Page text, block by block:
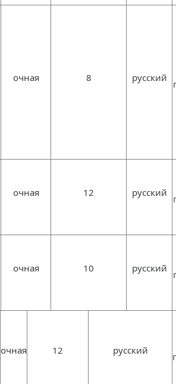
очная 8 русский
очная 12 русский
очная 10 русский
очная 12 русский